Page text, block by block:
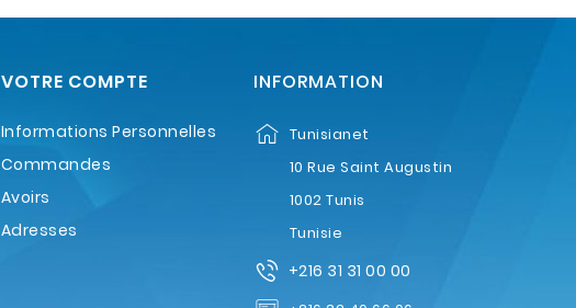
VOTRE COMPTE
Informations Personnelles
Commandes
Avoirs
Adresses
INFORMATION
Tunisianet
10 Rue Saint Augustin
1002 Tunis
Tunisie
+216 31 31 00 00